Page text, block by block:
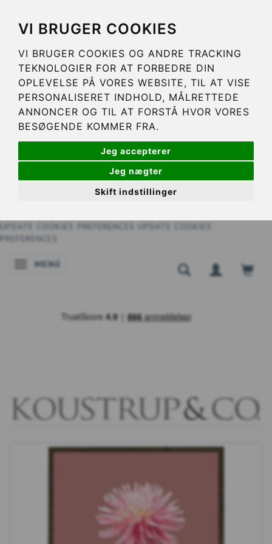
VI BRUGER COOKIES
VI BRUGER COOKIES OG ANDRE TRACKING
TEKNOLOGIER FOR AT FORBEDRE DIN
OPLEVELSE PÅ VORES WEBSITE, TIL AT VISE
PERSONALISERET INDHOLD, MÅLRETTEDE
ANNONCER OG TIL AT FORSTÅ HVOR VORES
BESØGENDE KOMMER FRA.
Jeg accepterer
Jeg nægter
Skift indstillinger
UPDATE COOKIES PREFERENCES
UPDATE COOKIES
PREFERENCES
NAVEGACIÓN DE PALANCA
MENÚ